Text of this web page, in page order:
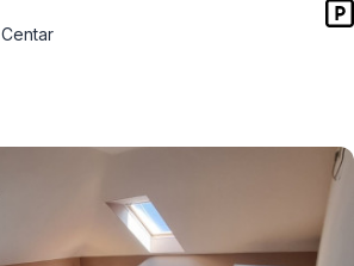
Centar